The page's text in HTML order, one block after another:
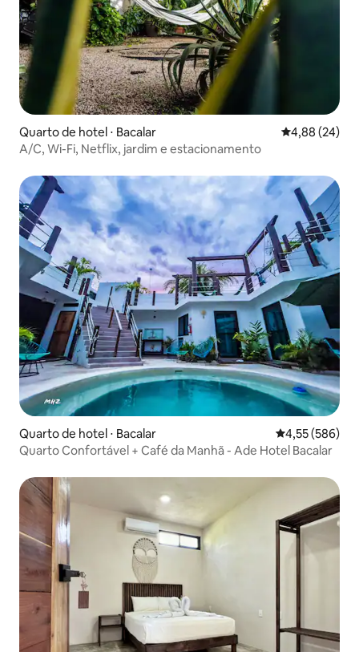
Quarto de hotel ⋅ Bacalar 4,88 de uma
4,88 (24)
A/C, Wi-Fi, Netflix, jardim e estacionamento
Quarto de hotel ⋅ Bacalar 4,55 de uma
4,55 (586)
Quarto Confortável + Café da Manhã - Ade Hotel Bacalar